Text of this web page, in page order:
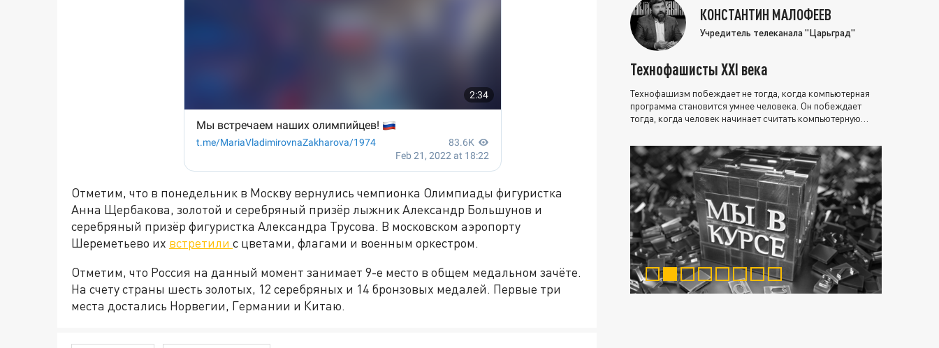
Отметим, что в понедельник в Москву вернулись чемпионка Олимпиады фигуристка
Анна Щербакова, золотой и серебряный призёр лыжник Александр Большунов и
серебряный призёр фигуристка Александра Трусова. В московском аэропорту
Шереметьево их встретили с цветами, флагами и военным оркестром.
Отметим, что Россия на данный момент занимает 9-е место в общем медальном зачёте.
На счету страны шесть золотых, 12 серебряных и 14 бронзовых медалей. Первые три
места достались Норвегии, Германии и Китаю.
КОНСТАНТИН МАЛОФЕЕВ
Учредитель телеканала "Царьград"
Технофашисты XXI века
Технофашизм побеждает не тогда, когда компьютерная
программа становится умнее человека. Он побеждает
тогда, когда человек начинает считать компьютерную